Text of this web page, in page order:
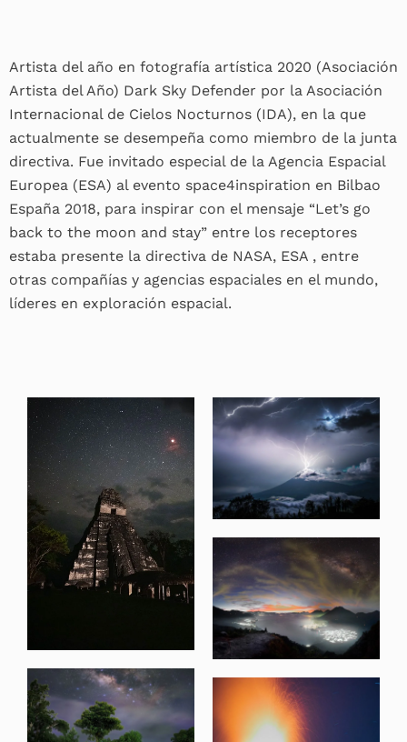
Artista del año en fotografía artística 2020 (Asociación
Artista del Año) Dark Sky Defender por la Asociación
Internacional de Cielos Nocturnos (IDA), en la que
actualmente se desempeña como miembro de la junta
directiva. Fue invitado especial de la Agencia Espacial
Europea (ESA) al evento space4inspiration en Bilbao
España 2018, para inspirar con el mensaje “Let’s go
back to the moon and stay” entre los receptores
estaba presente la directiva de NASA, ESA , entre
otras compañías y agencias espaciales en el mundo,
líderes en exploración espacial.